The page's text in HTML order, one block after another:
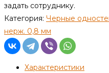
задать сотруднику.
Категория: Черные
нерж. 0,8 мм
Характеристики